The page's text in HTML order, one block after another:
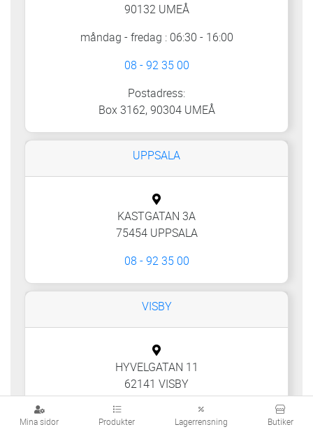
Mina sidor Produkter Lagerrensning Butiker
90132 UMEÅ
måndag - fredag : 06:30 - 16:00
08 - 92 35 00
Postadress:
Box 3162, 90304 UMEÅ
UPPSALA
KASTGATAN 3A
75454 UPPSALA
08 - 92 35 00
VISBY
HYVELGATAN 11
62141 VISBY
måndag - fredag: 07:00 - 16:00